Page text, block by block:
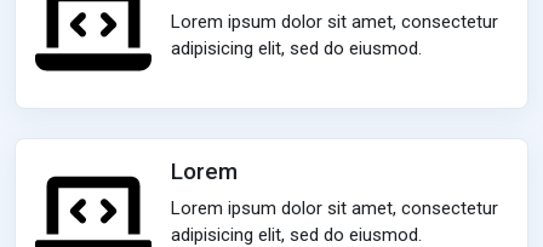
Lorem ipsum dolor sit amet, consectetur
adipisicing elit, sed do eiusmod.
Lorem
Lorem ipsum dolor sit amet, consectetur
adipisicing elit, sed do eiusmod.